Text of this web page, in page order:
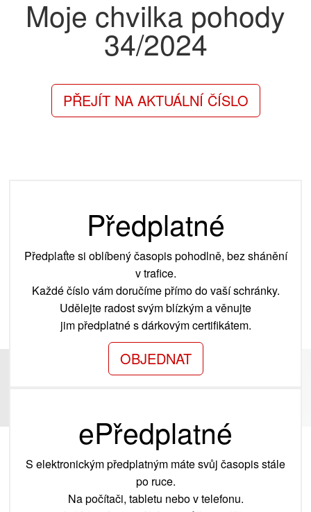
Moje chvilka pohody
34/2024
PŘEJÍT NA AKTUÁLNÍ ČÍSLO
Předplatné
Předplaťte si oblíbený časopis pohodlně, bez shánění
v trafice.
Každé číslo vám doručíme přímo do vaší schránky.
Udělejte radost svým blízkým a věnujte
jim předplatné s dárkovým certifikátem.
OBJEDNAT
ePředplatné
S elektronickým předplatným máte svůj časopis stále
po ruce.
Na počítači, tabletu nebo v telefonu.